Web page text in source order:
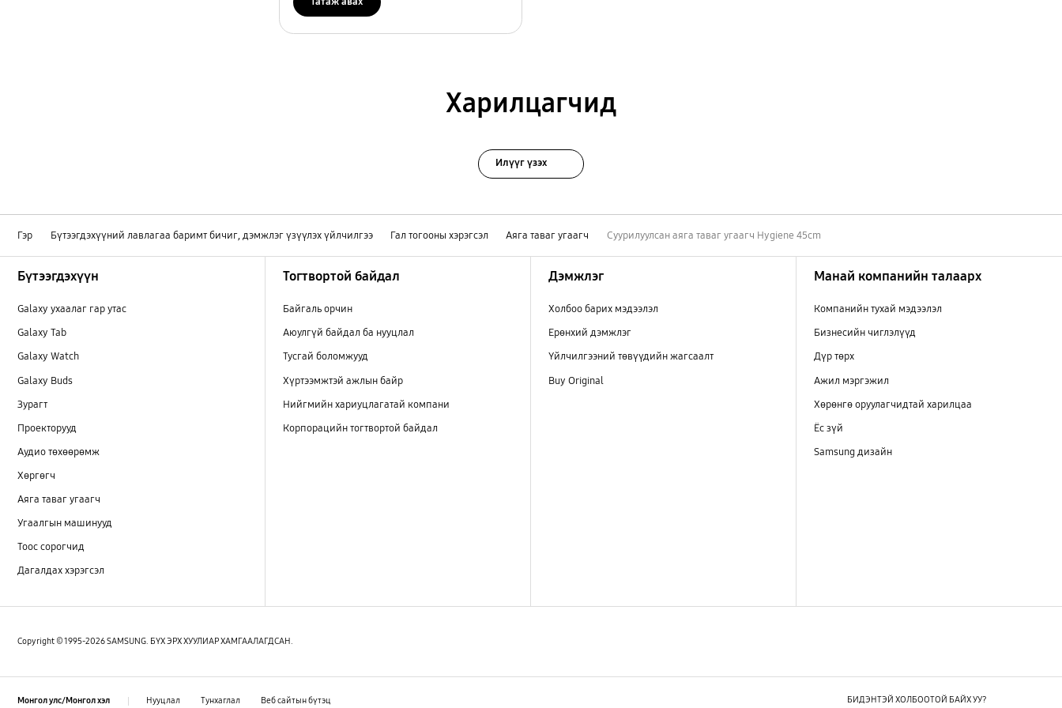
Харилцагчид
Илүүг үзэх
Гэр Бүтээгдэхүүний лавлагаа баримт бичиг, дэмжлэг үзүүлэх үйлчилгээ Гал тогооны хэрэгсэл Аяга таваг угаагч Суурилуулсан аяга таваг угаагч Hygiene 45cm
Бүтээгдэхүүн
Galaxy ухаалаг гар утас
Galaxy Tab
Galaxy Watch
Galaxy Buds
Зурагт
Проекторууд
Аудио төхөөрөмж
Хөргөгч
Аяга таваг угаагч
Угаалгын машинууд
Тоос сорогчид
Дагалдах хэрэгсэл
Тогтвортой байдал
Байгаль орчин
Аюулгүй байдал ба нууцлал
Тусгай боломжууд
Хүртээмжтэй ажлын байр
Нийгмийн хариуцлагатай компани
Корпорацийн тогтвортой байдал
Дэмжлэг
Холбоо барих мэдээлэл
Ерөнхий дэмжлэг
Үйлчилгээний төвүүдийн жагсаалт
Buy Original
Манай компанийн талаарх
Компанийн тухай мэдээлэл
Бизнесийн чиглэлүүд
Дүр төрх
Ажил мэргэжил
Хөрөнгө оруулагчидтай харилцаа
Ёс зүй
Samsung дизайн
Copyright © 1995-2026 SAMSUNG. БҮХ ЭРХ ХУУЛИАР ХАМГААЛАГДСАН.
Монгол улс/Монгол хэл Нууцлал Тунхаглал Веб сайтын бүтэц БИДЭНТЭЙ ХОЛБООТОЙ БАЙХ УУ?